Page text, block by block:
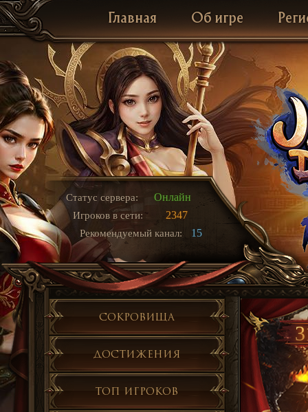
Главная Об игре
Статус сервера: Онлайн
Игроков в сети: 2347
Рекомендуемый канал: 15
Сокровища
Достижения
Топ игроков